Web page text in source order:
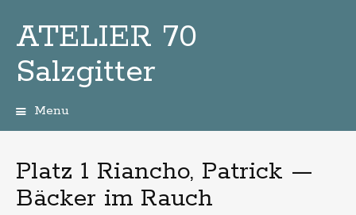
ATELIER 70
Salzgitter
Menu
Platz 1 Riancho, Patrick —
Bäcker im Rauch